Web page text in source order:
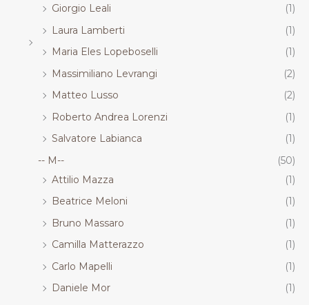
Giorgio Leali
(1)
Laura Lamberti
(1)
Maria Eles Lopeboselli
(1)
Massimiliano Levrangi
(2)
Matteo Lusso
(2)
Roberto Andrea Lorenzi
(1)
Salvatore Labianca
(1)
-- M--
(50)
Attilio Mazza
(1)
Beatrice Meloni
(1)
Bruno Massaro
(1)
Camilla Matterazzo
(1)
Carlo Mapelli
(1)
Daniele Mor
(1)